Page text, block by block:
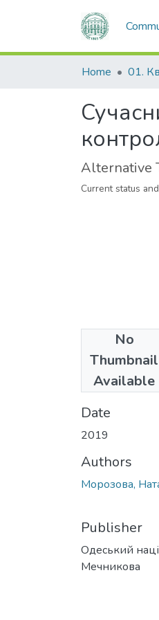
Home
Alternative
Current status
No
Thumbnail
Available
(44.23 KB)
Date
2019
Authors
Морозова,
Publisher
Одеський
Мечникова